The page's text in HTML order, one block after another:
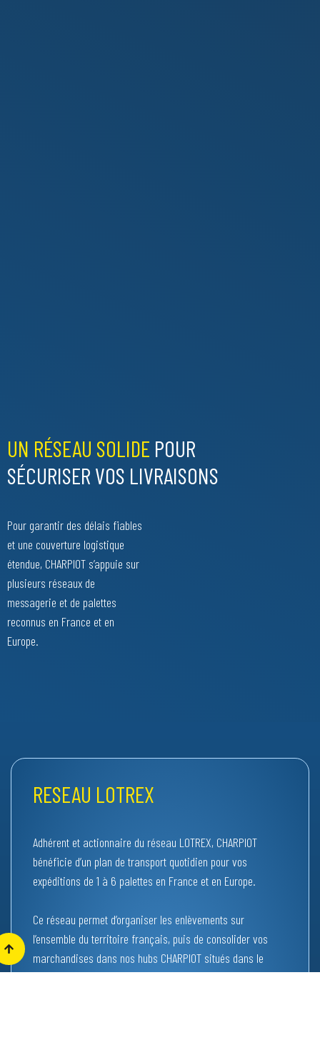
UN RÉSEAU SOLIDE POUR
SÉCURISER VOS LIVRAISONS
Pour garantir des délais fiables
et une couverture logistique
étendue, CHARPIOT s’appuie sur
plusieurs réseaux de
messagerie et de palettes
reconnus en France et en
Europe.
RESEAU LOTREX
Adhérent et actionnaire du réseau LOTREX, CHARPIOT
bénéficie d’un plan de transport quotidien pour vos
expéditions de 1 à 6 palettes en France et en Europe.
Ce réseau permet d’organiser les enlèvements sur
l’ensemble du territoire français, puis de consolider vos
marchandises dans nos hubs CHARPIOT situés dans le
Grand Est et en Bourgogne–Franche-Comté, afin d’assurer